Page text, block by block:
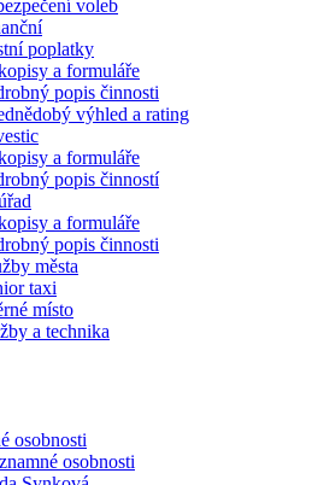
voleb
poplatky
a formuláře
popis činnosti
výhled a rating
a formuláře
popis činností
a formuláře
popis činnosti
města
taxi
místo
a technika
osobnosti
osobnosti